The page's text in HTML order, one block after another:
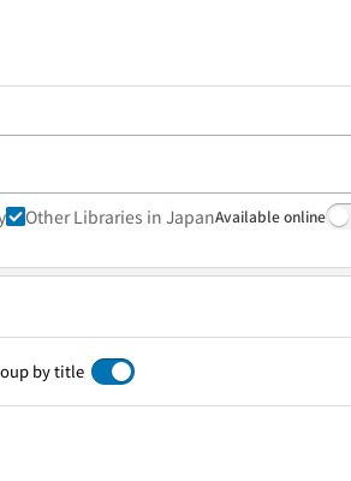
Other Libraries in JapanAvailable online
by title